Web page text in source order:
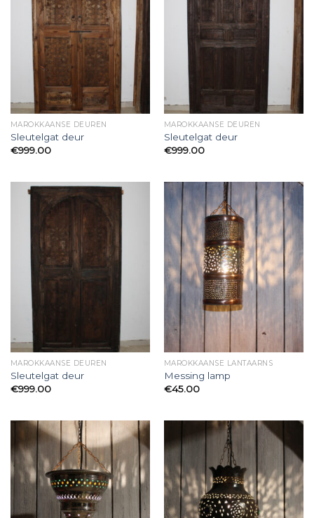
MAROKKAANSE DEUREN
Sleutelgat deur
€999.00
MAROKKAANSE DEUREN
Sleutelgat deur
€999.00
MAROKKAANSE DEUREN
Sleutelgat deur
€999.00
MAROKKAANSE LANTAARNS
Messing lamp
€45.00